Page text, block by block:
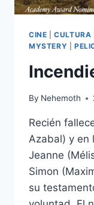
CINE |CULTURA
MYSTERY
By Nehemoth
Recién
Azabal) y en
Jeanne
Simon
su